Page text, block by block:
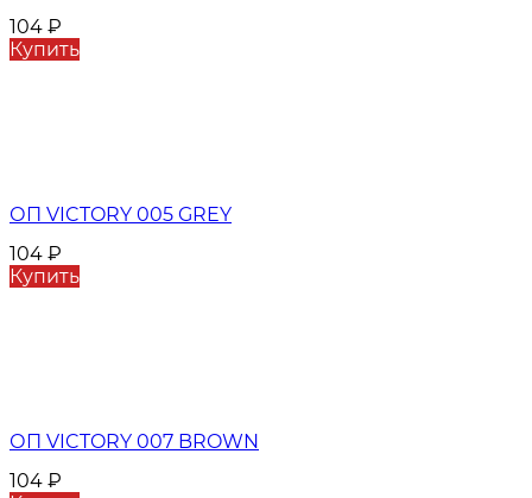
104 ₽
Купить
ОП VICTORY 005 GREY
104 ₽
Купить
ОП VICTORY 007 BROWN
104 ₽